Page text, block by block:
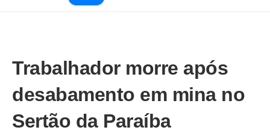
Trabalhador morre após
desabamento em mina no
Sertão da Paraíba